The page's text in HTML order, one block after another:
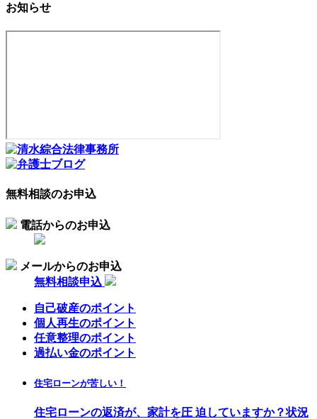
お知らせ
無料相談のお申込
電話からのお申込
メールからのお申込
無料相談申込
自己破産のポイント
個人再生のポイント
任意整理のポイント
過払い金のポイント
住宅ローンが苦しい！
住宅ローンの返済が、家計を圧 迫していますか？状況